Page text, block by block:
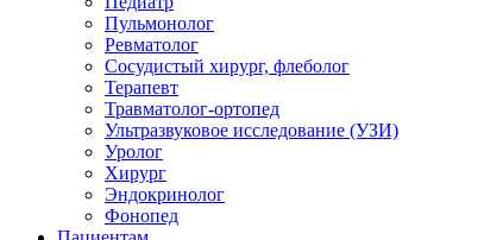
Пульмонолог
Ревматолог
Сосудистый хирург, флеболог
Терапевт
Травматолог-ортопед
Ультразвуковое исследование (УЗИ)
Уролог
Хирург
Эндокринолог
Фонопед